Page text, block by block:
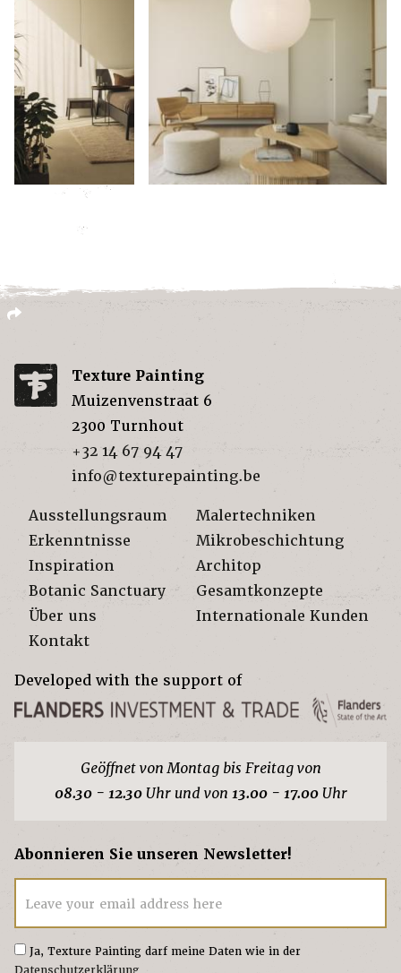
Texture Painting
Muizenvenstraat 6
2300 Turnhout
+32 14 67 94 47
info@texturepainting.be
Ausstellungsraum
Erkenntnisse
Inspiration
Botanic Sanctuary
Über uns
Kontakt
Malertechniken
Mikrobeschichtung
Architop
Gesamtkonzepte
Internationale Kunden
Developed with the support of
Geöffnet von Montag bis Freitag von
08.30 - 12.30Uhr und von 13.00 - 17.00Uhr
Abonnieren Sie unseren Newsletter!
Leave your email address here
Ja, Texture Painting darf meine Daten wie in der